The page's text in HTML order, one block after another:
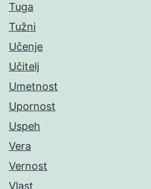
Tuga
Tužni
Učenje
Učitelj
Umetnost
Upornost
Uspeh
Vera
Vernost
Vlast